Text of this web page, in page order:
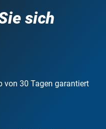
sich
von 30 Tagen garantiert